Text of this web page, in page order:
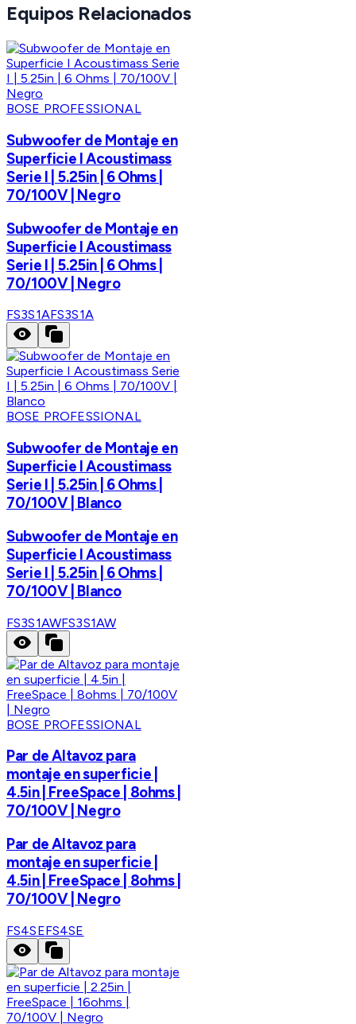
Equipos Relacionados
BOSE PROFESSIONAL
Subwoofer de Montaje en
Superficie I Acoustimass
Serie I | 5.25in | 6 Ohms |
70/100V | Negro
Subwoofer de Montaje en
Superficie I Acoustimass
Serie I | 5.25in | 6 Ohms |
70/100V | Negro
FS3S1AFS3S1A
BOSE PROFESSIONAL
Subwoofer de Montaje en
Superficie I Acoustimass
Serie I | 5.25in | 6 Ohms |
70/100V | Blanco
Subwoofer de Montaje en
Superficie I Acoustimass
Serie I | 5.25in | 6 Ohms |
70/100V | Blanco
FS3S1AWFS3S1AW
BOSE PROFESSIONAL
Par de Altavoz para
montaje en superficie |
4.5in | FreeSpace | 8ohms |
70/100V | Negro
Par de Altavoz para
montaje en superficie |
4.5in | FreeSpace | 8ohms |
70/100V | Negro
FS4SEFS4SE